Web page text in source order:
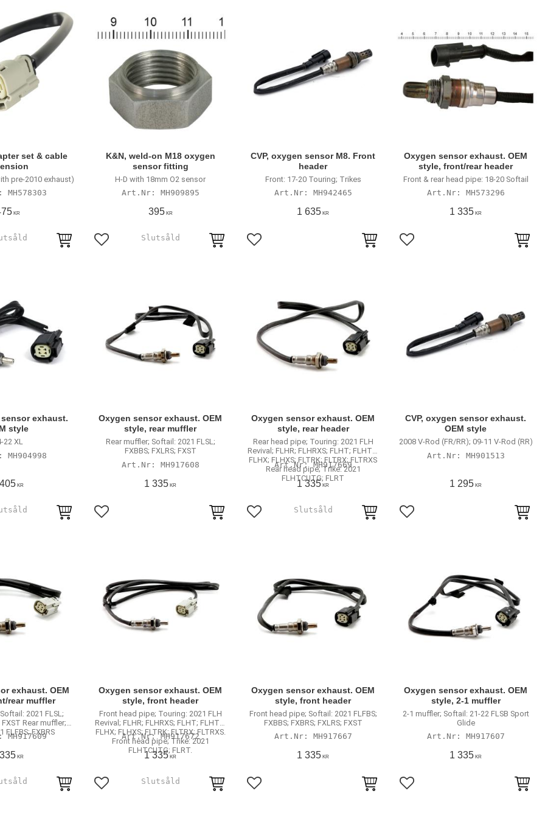
set & cable
pre-2010 exhaust)
MH578303
KR
K&N, weld-on M18 oxygen
sensor fitting
H-D with 18mm O2 sensor
MH909895
395KR
Lägg till i favoriter
CVP, oxygen sensor M8. Front
header
Front: 17-20 Touring; Trikes
MH942465
1 635 KR
Lägg till i favoriter
Oxygen sensor exhaust. OEM
style, front/rear header
Front & rear head pipe: 18-20 Softail
MH573296
1 335 KR
Lägg till i favoriter
sensor exhaust.
style
22 XL
MH904998
KR
Oxygen sensor exhaust. OEM
style, rear muffler
Rear muffler; Softail: 2021 FLSL;
FXBBS; FXLRS; FXST
MH917608
1 335 KR
Lägg till i favoriter
Oxygen sensor exhaust. OEM
style, rear header
Rear head pipe; Touring: 2021 FLH
Revival; FLHR; FLHRXS; FLHT; FLHTK;
FLHX; FLHXS; FLTRK; FLTRX; FLTRXS
Rear head pipe; Trike: 2021
FLHTCUTG; FLRT
MH917669
1 335 KR
Lägg till i favoriter
CVP, oxygen sensor exhaust.
OEM style
2008 V-Rod (FR/RR); 09-11 V-Rod (RR)
MH901513
1 295 KR
Lägg till i favoriter
exhaust. OEM
rear muffler
2021 FLSL;
FXST Rear muffler;
FLFBS; FXBRS
MH917609
KR
Oxygen sensor exhaust. OEM
style, front header
Front head pipe; Touring: 2021 FLH
Revival; FLHR; FLHRXS; FLHT; FLHTK;
FLHX; FLHXS; FLTRK; FLTRX; FLTRXS.
Front head pipe; Trike: 2021
FLHTCUTG; FLRT.
MH917672
1 335 KR
Lägg till i favoriter
Oxygen sensor exhaust. OEM
style, front header
Front head pipe; Softail: 2021 FLFBS;
FXBBS; FXBRS; FXLRS; FXST
MH917667
1 335 KR
Lägg till i favoriter
Oxygen sensor exhaust. OEM
style, 2-1 muffler
2-1 muffler; Softail: 21-22 FLSB Sport
Glide
MH917607
1 335 KR
Lägg till i favoriter